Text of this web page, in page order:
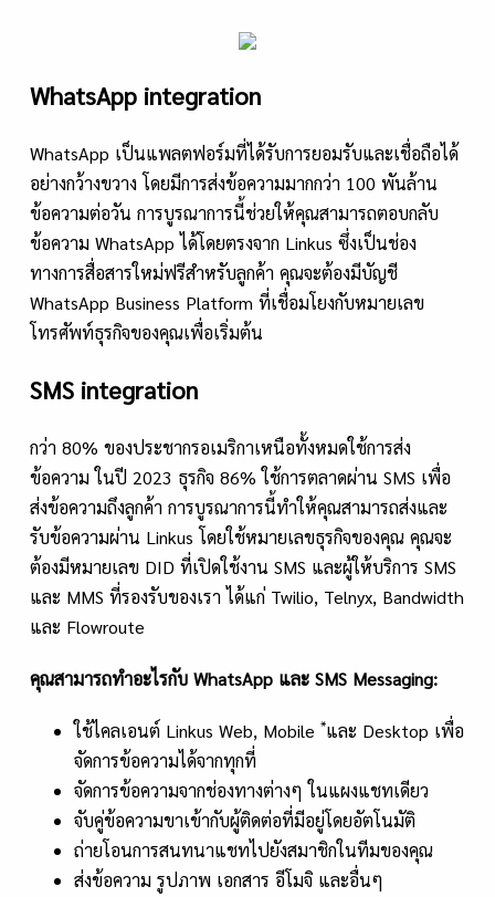
WhatsApp integration
WhatsApp เป็นแพลตฟอร์มที่ได้รับการยอมรับและเชื่อถือได้
อย่างกว้างขวาง โดยมีการส่งข้อความมากกว่า 100 พันล้าน
ข้อความต่อวัน การบูรณาการนี้ช่วยให้คุณสามารถตอบกลับ
ข้อความ WhatsApp ได้โดยตรงจาก Linkus ซึ่งเป็นช่อง
ทางการสื่อสารใหม่ฟรีสำหรับลูกค้า คุณจะต้องมีบัญชี
WhatsApp Business Platform ที่เชื่อมโยงกับหมายเลข
โทรศัพท์ธุรกิจของคุณเพื่อเริ่มต้น
SMS integration
กว่า 80% ของประชากรอเมริกาเหนือทั้งหมดใช้การส่ง
ข้อความ ในปี 2023 ธุรกิจ 86% ใช้การตลาดผ่าน SMS เพื่อ
ส่งข้อความถึงลูกค้า การบูรณาการนี้ทำให้คุณสามารถส่งและ
รับข้อความผ่าน Linkus โดยใช้หมายเลขธุรกิจของคุณ คุณจะ
ต้องมีหมายเลข DID ที่เปิดใช้งาน SMS และผู้ให้บริการ SMS
และ MMS ที่รองรับของเรา ได้แก่ Twilio, Telnyx, Bandwidth
และ Flowroute
คุณสามารถทำอะไรกับ WhatsApp และ SMS Messaging:
ใช้ไคลเอนต์ Linkus Web, Mobile *และ Desktop เพื่อ
จัดการข้อความได้จากทุกที่
จัดการข้อความจากช่องทางต่างๆ ในแผงแชทเดียว
จับคู่ข้อความขาเข้ากับผู้ติดต่อที่มีอยู่โดยอัตโนมัติ
ถ่ายโอนการสนทนาแชทไปยังสมาชิกในทีมของคุณ
ส่งข้อความ รูปภาพ เอกสาร อีโมจิ และอื่นๆ